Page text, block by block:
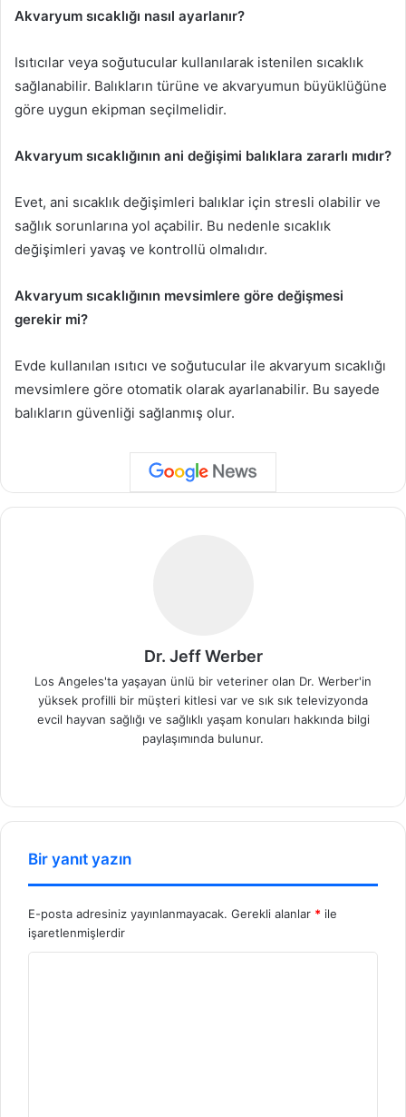
Akvaryum sıcaklığı nasıl ayarlanır?
Isıtıcılar veya soğutucular kullanılarak istenilen sıcaklık
sağlanabilir. Balıkların türüne ve akvaryumun büyüklüğüne
göre uygun ekipman seçilmelidir.
Akvaryum sıcaklığının ani değişimi balıklara zararlı mıdır?
Evet, ani sıcaklık değişimleri balıklar için stresli olabilir ve
sağlık sorunlarına yol açabilir. Bu nedenle sıcaklık
değişimleri yavaş ve kontrollü olmalıdır.
Akvaryum sıcaklığının mevsimlere göre değişmesi
gerekir mi?
Evde kullanılan ısıtıcı ve soğutucular ile akvaryum sıcaklığı
mevsimlere göre otomatik olarak ayarlanabilir. Bu sayede
balıkların güvenliği sağlanmış olur.
Dr. Jeff Werber
Los Angeles'ta yaşayan ünlü bir veteriner olan Dr. Werber'in
yüksek profilli bir müşteri kitlesi var ve sık sık televizyonda
evcil hayvan sağlığı ve sağlıklı yaşam konuları hakkında bilgi
paylaşımında bulunur.
sit
Bir yanıt yazın
E-posta adresiniz yayınlanmayacak. Gerekli alanlar * ile
işaretlenmişlerdir